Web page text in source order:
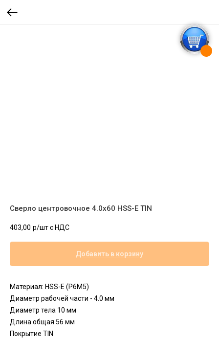
Сверло центровочное 4.0x60 HSS-E TIN
403,00 р/шт c НДС
Добавить в корзину
Материал: HSS-E (Р6М5)
Диаметр рабочей части - 4.0 мм
Диаметр тела 10 мм
Длина общая 56 мм
Покрытие TIN